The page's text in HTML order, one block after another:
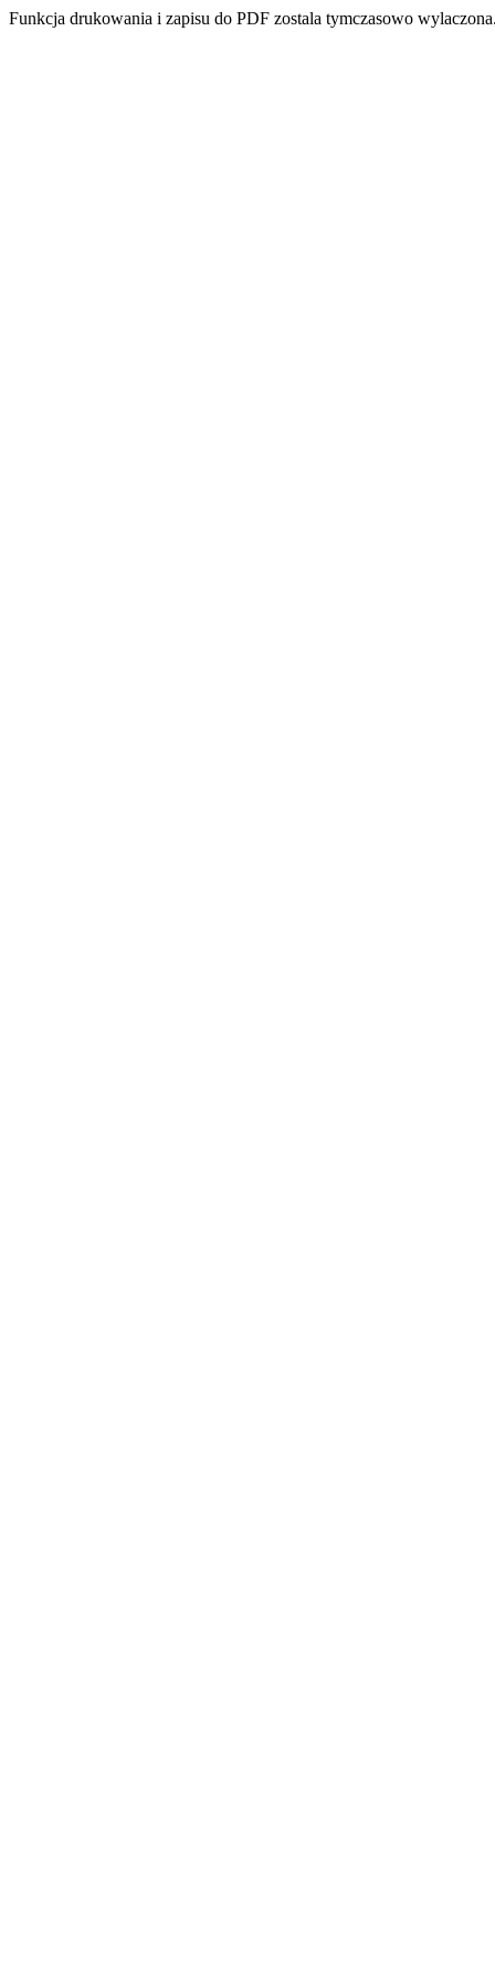
Funkcja drukowania i zapisu do PDF zostala tymczasowo